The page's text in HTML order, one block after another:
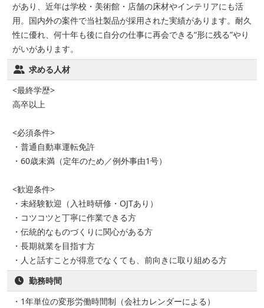
があり、近年は学校・美術館・店舗の床材やインテリアにも活
用。国内外の案件で当社製品が採用された実績があります。耐久
性に優れ、何十年も後に自分の仕事に再会できる“形に残る”やり
がいがあります。
求める人材
<最終学歴>
高卒以上
<必須条件>
・普通自動車運転免許
・60歳未満（定年のため／例外事由1号）
<歓迎条件>
・未経験歓迎（入社時研修・OJTあり）
・コツコツと丁寧に作業できる方
・伝統的なものづくりに関心がある方
・長期就業を目指す方
・人と話すことが得意でなくても、前向きに取り組める方
勤務時間
・1年単位の変形労働時間制（会社カレンダーによる）